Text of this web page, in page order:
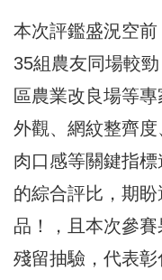
本次評鑑盛況空
35組農友同場較
區農業改良場等
外觀、網紋整齊
肉口感等關鍵指
的綜合評比，期
品！，且本次參
殘留抽驗，代表